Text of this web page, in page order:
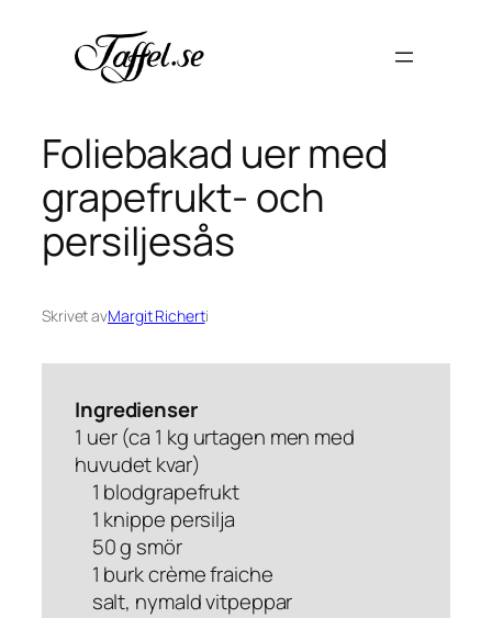
innehåll
Foliebakad uer med
grapefrukt- och
persiljesås
Skrivet avMargit Richerti
Ingredienser
1 uer (ca 1 kg urtagen men med
huvudet kvar)
1 blodgrapefrukt
1 knippe persilja
50 g smör
1 burk crème fraiche
salt, nymald vitpeppar